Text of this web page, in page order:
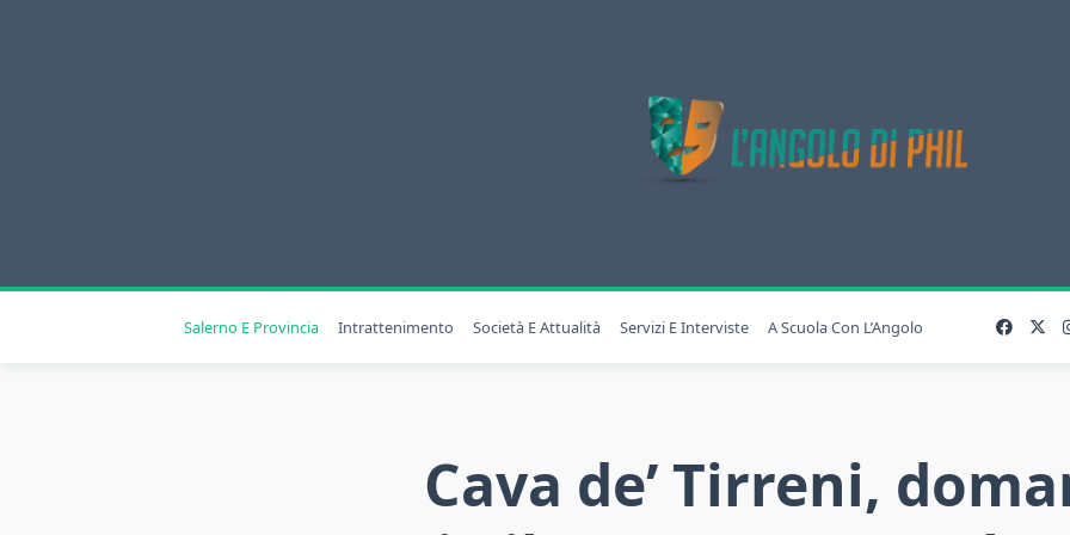
Salerno E Provincia Intrattenimento Società E Attualità Servizi E Interviste A Scuola Con L’Angolo
Cava de’ Tirreni,